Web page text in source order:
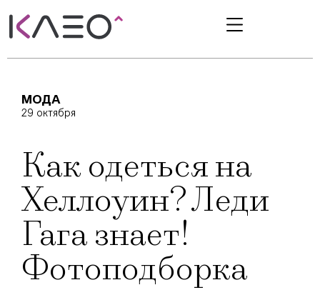
МОДА
29 октября
Как одеться на
Хеллоуин? Леди
Гага знает!
Фотоподборка